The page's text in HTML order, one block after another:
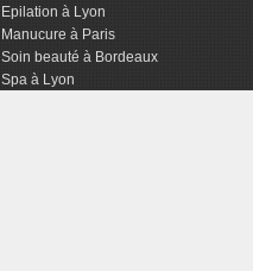
Epilation à Lyon
Manucure à Paris
Soin beauté à Bordeaux
Spa à Lyon